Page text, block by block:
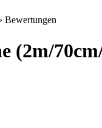
Bewertungen
(2m/